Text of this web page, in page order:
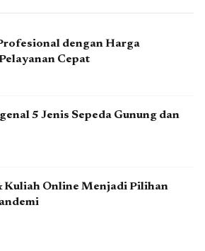
dengan Harga
Cepat
5 Jenis Sepeda Gunung dan
Kuliah Online Menjadi Pilihan